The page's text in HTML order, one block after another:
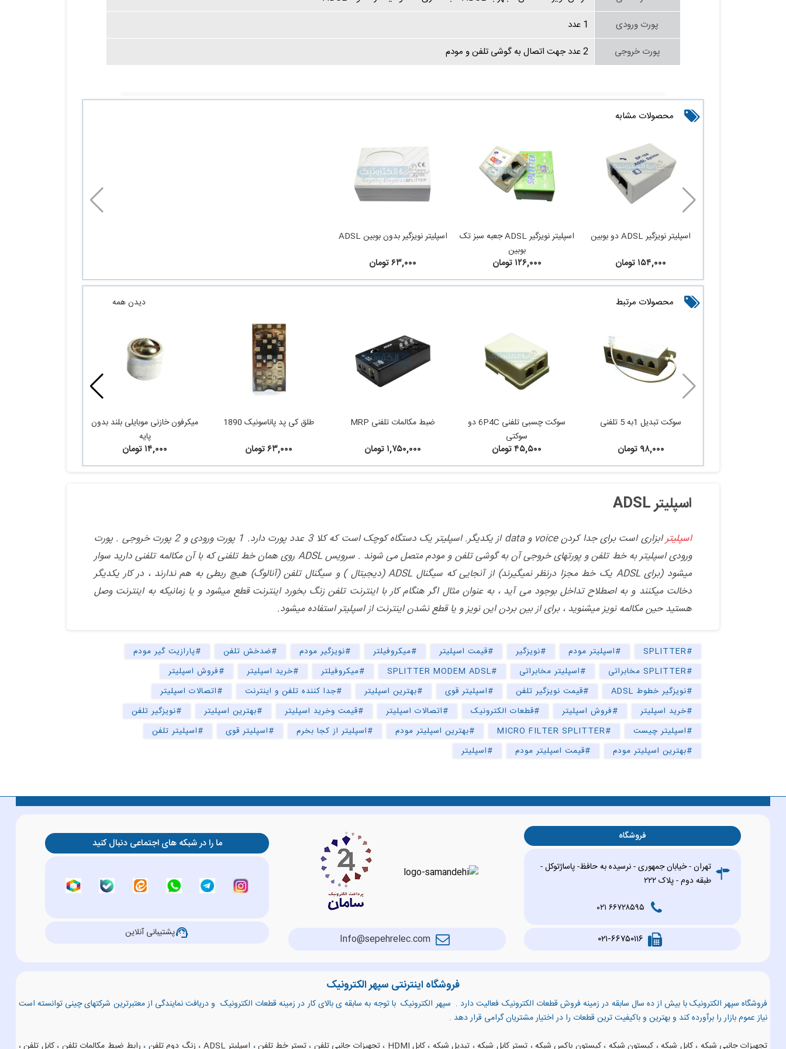
پورت ورودی
1 عدد
پورت خروجی
2 عدد جهت اتصال به گوشی تلفن و مودم
محصولات مشابه
اسپلیتر نویزگیر ADSL دو بوبین
۱۵۴,۰۰۰ تومان
اسپلیتر نویزگیر ADSL جعبه سبز تک
بوبین
۱۲۶,۰۰۰ تومان
اسپلیتر نویزگیر بدون بوبین ADSL
۶۳,۰۰۰ تومان
محصولات مرتبط دیدن همه
سوکت تبدیل 1به 5 تلفنی
۹۸,۰۰۰ تومان
سوکت چسبی تلفنی 6P4C دو
سوکتی
۴۵,۵۰۰ تومان
ضبط مکالمات تلفنی MRP
۱,۷۵۰,۰۰۰ تومان
طلق کی پد پاناسونیک 1890
۶۳,۰۰۰ تومان
میکرفون خازنی موبایلی بلند بدون
پایه
۱۴,۰۰۰ تومان
اسپلیتر ADSL
اسپلیتر
ابزاری ا‌ست برای جدا کردن voice و data از یکدیگر. اسپلیتر یک دستگاه کوچک است که کلا 3 عدد پورت دارد. 1 پورت ورودی و 2 پورت خروجی . پورت
ورودی اسپلیتر به خط تلفن و پورتهای خروجی آن به گوشی تلفن و مودم متصل می شوند . سرویس ADSL روی همان خط تلفنی که با آن مکالمه تلفنی دارید سوار
میشود (برای ADSL یک خط مجزا درنظر نمیگیرند) از آنجایی که سیگنال ADSL (دیجیتال ) و سیگنال تلفن (آنالوگ) هیچ ربطی به هم ندارند ، در کار یکدیگر
دخالت میکنند و به اصطلاح تداخل بوجود می آید ، به عنوان مثال اگر هنگام کار با اینترنت تلفن زنگ بخورد اینترنت قطع میشود و یا زمانیکه به اینترنت وصل
هستید حین مکالمه نویز میشنوید ، برای از بین بردن این نویز و یا قطع نشدن اینترنت از اسپلیتر استفاده میشود.
#SPLITTER #اسپلیتر مودم #نویزگیر #قیمت اسپلیتر #میکروفیلتر #نویزگیر مودم #ضدخش تلفن
#پارازیت گیر مودم
#SPLITTER مخابراتی
#اسپلیتر مخابراتی #SPLITTER MODEM ADSL #میکروفیلتر #خرید اسپلیتر
#فروش اسپلیتر
#نویزگیر خطوط ADSL
#قیمت نویزگیر تلفن #اسپلیتر قوی #بهترین اسپلیتر #جدا کننده تلفن و اینترنت
#اتصالات اسپلیتر
#خرید اسپلیتر
#فروش اسپلیتر #قطعات الکترونیک #اتصالات اسپلیتر #قیمت وخرید اسپلیتر #بهترین اسپلیتر
#نویزگیر تلفن
#اسپلیتر چیست
#MICRO FILTER SPLITTER #بهترین اسپلیتر مودم #اسپلیتر از کجا بخرم #اسپلیتر قوی
#اسپلیتر تلفن
#بهترین اسپلیتر مودم
#قیمت اسپلیتر مودم #اسپلیتر
فروشگاه
تهران - خیابان جمهوری - نرسیده به حافظ- پاساژتوکل -
طبقه دوم - پلاک ۲۲۲
۶۶۷۲۸۵۹۵ ۰۲۱
۰۲۱-۶۶۷۵۰۱۱۶ Info@sepehrelec.com
ما را در شبکه های اجتماعی دنبال کنید
support_agentپشتیبانی آنلاین
فروشگاه اینترنتی سپهر الکترونیک
فروشگاه سپهر الکترونیک با بیش از ده سال سابقه در زمینه فروش قطعات الکترونیک فعالیت دارد . سپهر الکترونیک با توجه به سابقه ی بالای کار در زمینه قطعات الکترونیک و دریافت نمایندگی از معتبرترین شرکتهای چینی توانسته است
نیاز عموم بازار را برآورده کند و بهترین و باکیفیت ترین قطعات را در اختیار مشتریان گرامی قرار دهد .
تجهیزات جانبی شبکه ،کابل شبکه، کیستون شبکه ،کیستون باکس شبکه، تستر کابل شبکه، تبدیل شبکه ،کابل HDMI ،تجهیزات جانبی تلفن ،تستر خط تلفن، اسپلیتر ADSL ، زنگ دوم تلفن ، رابط ضبط مکالمات تلفن ،کابل تلفن،